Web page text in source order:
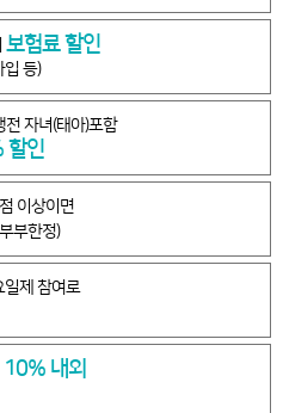
보험료 할인
입 등)
자녀(태아)포함
할인
이상이면
부한정)
일제 참여로
10% 내외